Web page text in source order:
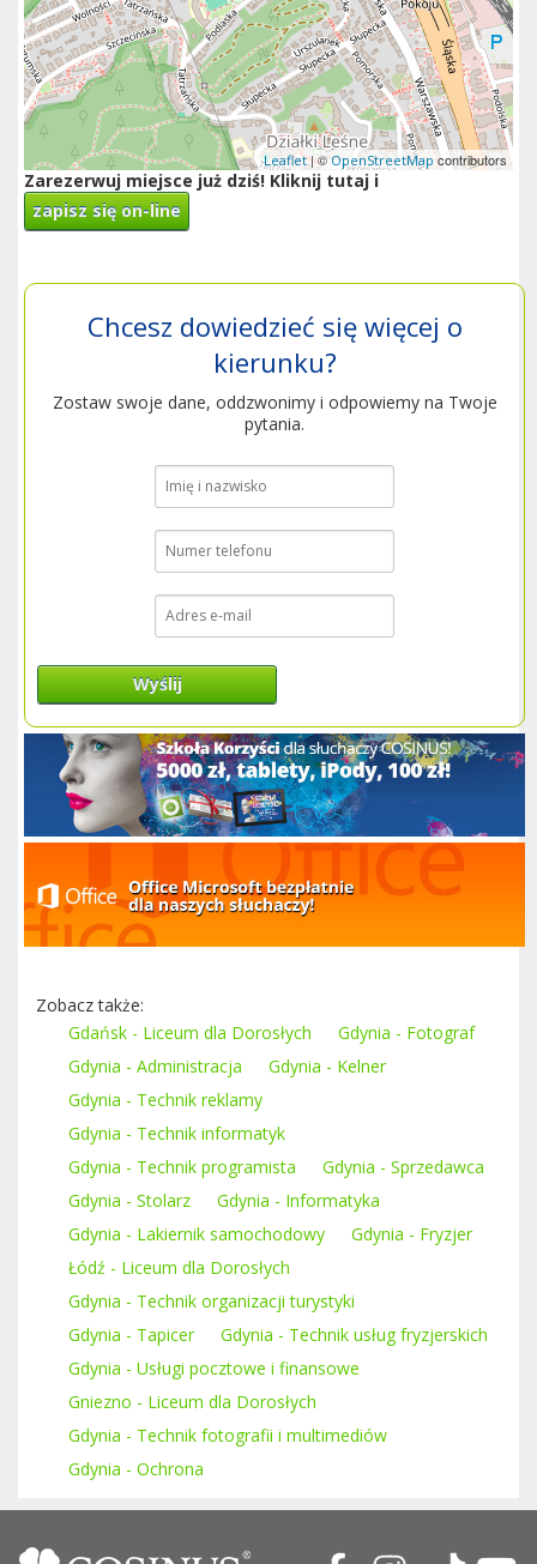
Leaflet| ©OpenStreetMapcontributors
Zarezerwuj miejsce już dziś! Kliknij tutaj i
zapisz się on-line
Chcesz dowiedzieć się więcej o
kierunku?
Zostaw swoje dane, oddzwonimy i odpowiemy na Twoje
pytania.
Wyślij
Zobacz także:
Gdańsk - Liceum dla Dorosłych
Gdynia - Fotograf
Gdynia - Administracja
Gdynia - Kelner
Gdynia - Technik reklamy
Gdynia - Technik informatyk
Gdynia - Technik programista
Gdynia - Sprzedawca
Gdynia - Stolarz
Gdynia - Informatyka
Gdynia - Lakiernik samochodowy
Gdynia - Fryzjer
Łódź - Liceum dla Dorosłych
Gdynia - Technik organizacji turystyki
Gdynia - Tapicer
Gdynia - Technik usług fryzjerskich
Gdynia - Usługi pocztowe i finansowe
Gniezno - Liceum dla Dorosłych
Gdynia - Technik fotografii i multimediów
Gdynia - Ochrona